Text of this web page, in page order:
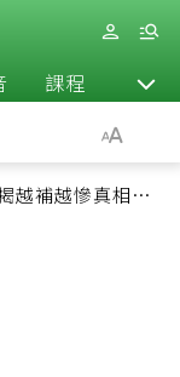
課程 退休
越補越慘真相：